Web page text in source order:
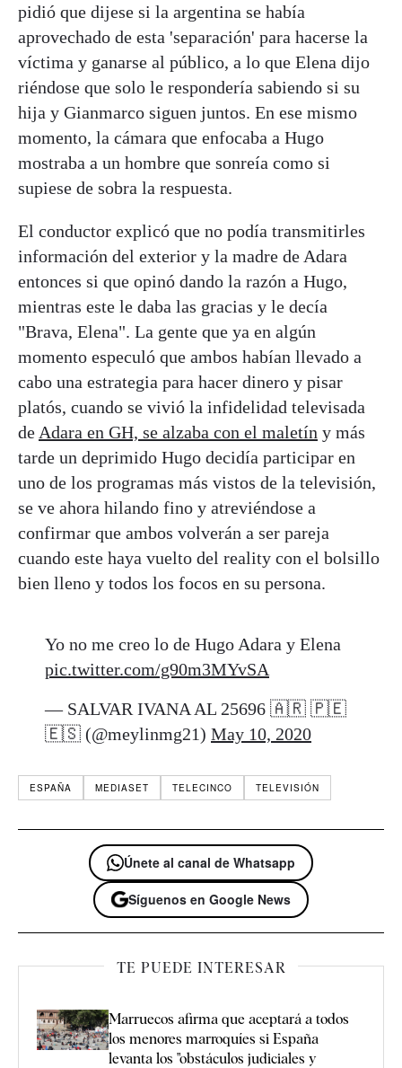
pidió que dijese si la argentina se había
aprovechado de esta 'separación' para hacerse la
víctima y ganarse al público, a lo que Elena dijo
riéndose que solo le respondería sabiendo si su
hija y Gianmarco siguen juntos. En ese mismo
momento, la cámara que enfocaba a Hugo
mostraba a un hombre que sonreía como si
supiese de sobra la respuesta.
El conductor explicó que no podía transmitirles
información del exterior y la madre de Adara
entonces si que opinó dando la razón a Hugo,
mientras este le daba las gracias y le decía
"Brava, Elena". La gente que ya en algún
momento especuló que ambos habían llevado a
cabo una estrategia para hacer dinero y pisar
platós, cuando se vivió la infidelidad televisada
de Adara en GH, se alzaba con el maletín y más
tarde un deprimido Hugo decidía participar en
uno de los programas más vistos de la televisión,
se ve ahora hilando fino y atreviéndose a
confirmar que ambos volverán a ser pareja
cuando este haya vuelto del reality con el bolsillo
bien lleno y todos los focos en su persona.
Yo no me creo lo de Hugo Adara y Elena
pic.twitter.com/g90m3MYvSA
— SALVAR IVANA AL 25696 🇦🇷 🇵🇪
🇪🇸 (@meylinmg21) May 10, 2020
ESPAÑA MEDIASET TELECINCO TELEVISIÓN
Únete al canal de Whatsapp
Síguenos en Google News
TE PUEDE INTERESAR
Marruecos afirma que aceptará a todos
los menores marroquíes si España
levanta los "obstáculos judiciales y